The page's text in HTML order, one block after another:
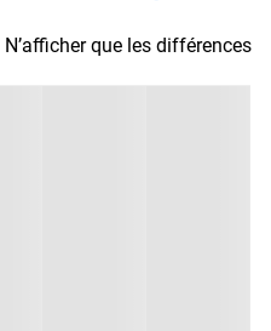
N’afficher que les différences